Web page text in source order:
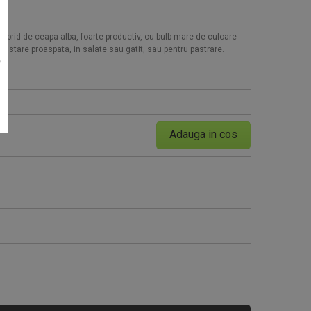
hibrid de ceapa alba, foarte productiv, cu bulb mare de culoare
stare proaspata, in salate sau gatit, sau pentru pastrare.
Adauga in cos
Seminte tomate Tomsk F1 1000